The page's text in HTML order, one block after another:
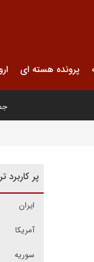
پرونده هسته ای
جمعه
پر کاربرد
ایران
آمریکا
سوریه